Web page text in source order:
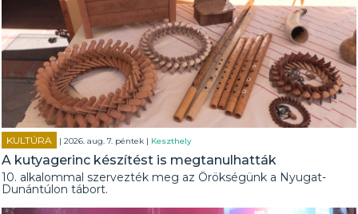
KULTÚRA | 2026. aug. 7. péntek | Keszthely
A kutyagerinc készítést is megtanulhatták
10. alkalommal szervezték meg az Örökségünk a Nyugat-
Dunántúlon tábort.